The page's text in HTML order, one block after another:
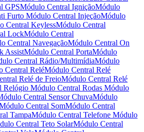
GPSMódulo Central IgniçãoMódulo
Furto Módulo Central InjeçãoMódulo
Central KeylessMódulo Central
LockMódulo Central
Central NavegaçãoMódulo Central On
AssistMódulo Central PortaMódulo
Central Rádio/MultimídiaMódulo
Central ReléMódulo Central Relé
Relé de FreioMódulo Central Relé
Relógio Módulo Central Rodas Módulo
Central Sensor ChuvaMódulo
Central SomMódulo Central
TampaMódulo Central Telefone Módulo
Central Teto SolarMódulo Central